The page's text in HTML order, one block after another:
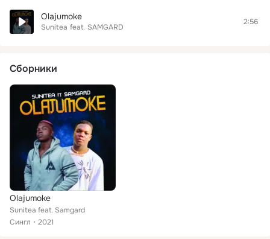
Olajumoke
Sunitea feat. SAMGARD
2:56
Сборники
Olajumoke
Sunitea feat. Samgard
Сингл
2021